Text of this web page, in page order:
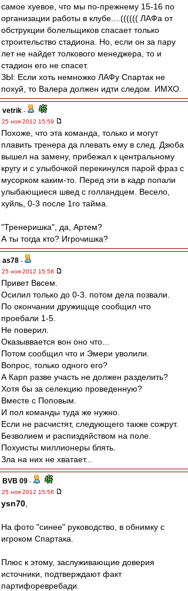
самое хуевое, что мы по-прежнему 15-16 по
организации работы в клубе....(((((( ЛАФа от
обструкции болельщиков спасает только
строительство стадиона. Но, если он за пару
лет не найдет толкового менеджера, то и
стадион его не спасет.
ЗЫ: Если хоть немножко ЛАФу Спартак не
похуй, то Валера должен идти следом. ИМХО.
vetrik -
25 ноя 2012 15:59
Похоже, что эта команда, только и могут
плавить тренера да плевать ему в след. Дзюба
вышел на замену, прибежал к центральному
кругу и с улыбочкой перекинулся парой фраз с
мусорком каким-то. Перед эти в кадр попали
улыбающиеся швед с голландцем. Весело,
хуйль, 0-3 после 1го тайма.
"Тренеришка", да, Артем?
А ты тогда кто? Игрочишка?
as78 -
25 ноя 2012 15:58
Привет Ввсем.
Осилил только до 0-3. потом дела позвали.
По окончании дружищще сообщил что
проебали 1-5.
Не поверил.
Оказыввается вон оно что...
Потом сообщил что и Эмери уволили.
Вопрос, только одного его?
А Карп разве участь не должен разделить?
Хотя бы за селекцию проведенную?
Вместе с Поповым.
И пол команды туда же нужно.
Если не расчистят, следующего также сожрут.
Безволием и распиздяйством на поле.
Похуисты миллионеры блять.
Зла на них не хватает...
BVB 09 -
25 ноя 2012 15:58
ysn70
На фото "синее" руководство, в обнимку с
игроком Спартака.
Плюс к этому, заслуживающие доверия
источники, подтверждают факт
партифоревребади.